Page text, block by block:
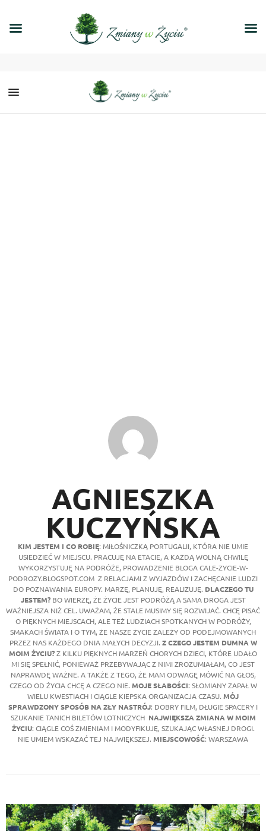
AGNIESZKA
KUCZYŃSKA
KIM JESTEM I CO ROBIĘ: MIŁOŚNICZKĄ PORTUGALII, KTÓRA NIE UMIE
USIEDZIEĆ W MIEJSCU. PRACUJĘ NA ETACIE, A KAŻDĄ WOLNĄ CHWILĘ
WYKORZYSTUJĘ NA PODRÓŻE, PROWADZENIE BLOGA CALE-ZYCIE-W-
PODROZY.BLOGSPOT.COM Z RELACJAMI Z WYJAZDÓW I ZACHĘCANIE LUDZI
DO POZNAWANIA EUROPY. MARZĘ, PLANUJĘ, REALIZUJĘ. DLACZEGO TU
JESTEM?BO WIERZĘ, ŻE ŻYCIE JEST PODRÓŻĄ A SAMA DROGA JEST
WAŻNIEJSZA NIŻ CEL. UWAŻAM, ŻE STALE MUSIMY SIĘ ROZWIJAĆ. CHCĘ PISAĆ
O PIĘKNYCH MIEJSCACH, ALE TEŻ LUDZIACH SPOTKANYCH W PODRÓŻY,
SMAKACH ŚWIATA I O TYM, ŻE NASZE ŻYCIE ZALEŻY OD PODEJMOWANYCH
PRZEZ NAS KAŻDEGO DNIA MAŁYCH DECYZJI. Z CZEGO JESTEM DUMNA W
MOIM ŻYCIU?Z KILKU PIĘKNYCH MARZEŃ CHORYCH DZIECI, KTÓRE UDAŁO
MI SIĘ SPEŁNIĆ, PONIEWAŻ PRZEBYWAJĄC Z NIMI ZROZUMIAŁAM, CO JEST
NAPRAWDĘ WAŻNE. A TAKŻE Z TEGO, ŻE MAM ODWAGĘ MÓWIĆ NA GŁOS,
CZEGO OD ŻYCIA CHCĘ A CZEGO NIE. MOJE SŁABOŚCI: SŁOMIANY ZAPAŁ W
WIELU KWESTIACH I CIĄGLE KIEPSKA ORGANIZACJA CZASU. MÓJ
SPRAWDZONY SPOSÓB NA ZŁY NASTRÓJ: DOBRY FILM, DŁUGIE SPACERY I
SZUKANIE TANICH BILETÓW LOTNICZYCH NAJWIĘKSZA ZMIANA W MOIM
ŻYCIU: CIĄGLE COŚ ZMIENIAM I MODYFIKUJĘ, SZUKAJĄC WŁASNEJ DROGI.
NIE UMIEM WSKAZAĆ TEJ NAJWIĘKSZEJ. MIEJSCOWOŚĆ: WARSZAWA